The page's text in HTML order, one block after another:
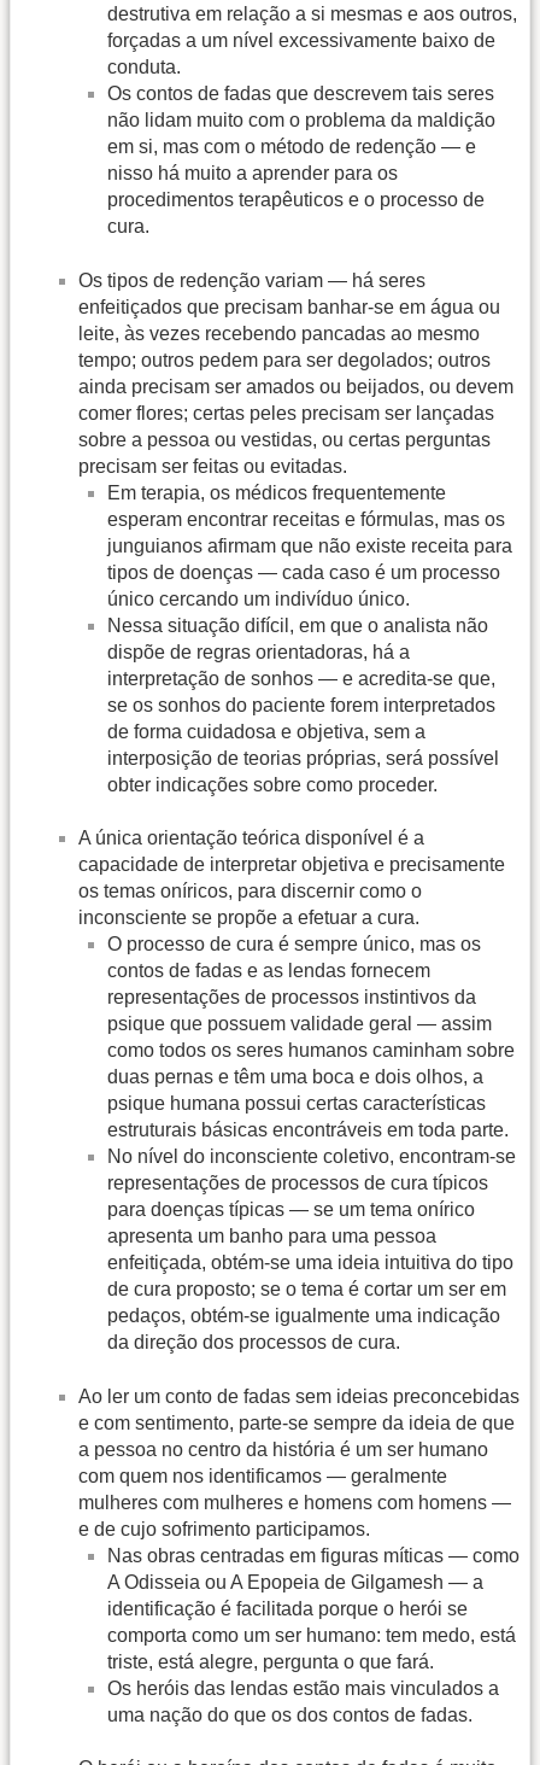
destrutiva em relação a si mesmas e aos outros,
forçadas a um nível excessivamente baixo de
conduta.
Os contos de fadas que descrevem tais seres
não lidam muito com o problema da maldição
em si, mas com o método de redenção — e
nisso há muito a aprender para os
procedimentos terapêuticos e o processo de
cura.
Os tipos de redenção variam — há seres
enfeitiçados que precisam banhar-se em água ou
leite, às vezes recebendo pancadas ao mesmo
tempo; outros pedem para ser degolados; outros
ainda precisam ser amados ou beijados, ou devem
comer flores; certas peles precisam ser lançadas
sobre a pessoa ou vestidas, ou certas perguntas
precisam ser feitas ou evitadas.
Em terapia, os médicos frequentemente
esperam encontrar receitas e fórmulas, mas os
junguianos afirmam que não existe receita para
tipos de doenças — cada caso é um processo
único cercando um indivíduo único.
Nessa situação difícil, em que o analista não
dispõe de regras orientadoras, há a
interpretação de sonhos — e acredita-se que,
se os sonhos do paciente forem interpretados
de forma cuidadosa e objetiva, sem a
interposição de teorias próprias, será possível
obter indicações sobre como proceder.
A única orientação teórica disponível é a
capacidade de interpretar objetiva e precisamente
os temas oníricos, para discernir como o
inconsciente se propõe a efetuar a cura.
O processo de cura é sempre único, mas os
contos de fadas e as lendas fornecem
representações de processos instintivos da
psique que possuem validade geral — assim
como todos os seres humanos caminham sobre
duas pernas e têm uma boca e dois olhos, a
psique humana possui certas características
estruturais básicas encontráveis em toda parte.
No nível do inconsciente coletivo, encontram-se
representações de processos de cura típicos
para doenças típicas — se um tema onírico
apresenta um banho para uma pessoa
enfeitiçada, obtém-se uma ideia intuitiva do tipo
de cura proposto; se o tema é cortar um ser em
pedaços, obtém-se igualmente uma indicação
da direção dos processos de cura.
Ao ler um conto de fadas sem ideias preconcebidas
e com sentimento, parte-se sempre da ideia de que
a pessoa no centro da história é um ser humano
com quem nos identificamos — geralmente
mulheres com mulheres e homens com homens —
e de cujo sofrimento participamos.
Nas obras centradas em figuras míticas — como
A Odisseia ou A Epopeia de Gilgamesh — a
identificação é facilitada porque o herói se
comporta como um ser humano: tem medo, está
triste, está alegre, pergunta o que fará.
Os heróis das lendas estão mais vinculados a
uma nação do que os dos contos de fadas.